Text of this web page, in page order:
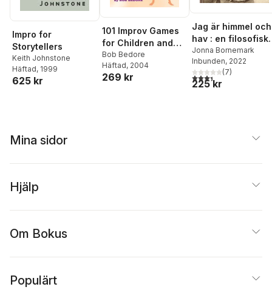
Impro for
Storytellers
Keith Johnstone
Häftad, 1999
625 kr
101 Improv Games
for Children and
Adults: Fun and
Creativity with
Improvisation and
Bob Bedore
Häftad, 2004
269 kr
Jag är himmel och
hav : en filosofisk
undersökning av
graviditet, liv och
jagets gränser
Jonna Bornemark
Inbunden, 2022
3,4utav 5 stjärnor.
(7)
225 kr
Mina sidor
Hjälp
Om Bokus
Populärt